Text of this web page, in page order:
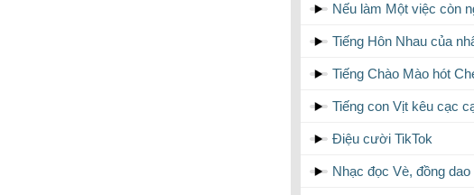
Nếu làm Một việc còn
Tiếng Hôn Nhau của
Tiếng Chào Mào hót
Tiếng con Vịt kêu cạc
Điệu cười TikTok
Nhạc đọc Vè, đồng